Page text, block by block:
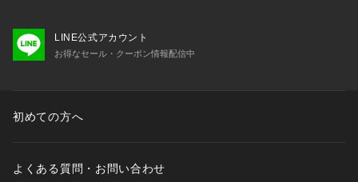
LINE公式アカウント
お得なセール・クーポン情報配信中
初めての方へ
よくある質問・お問い合わせ